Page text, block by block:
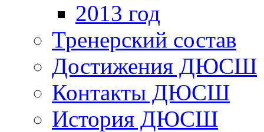
2013 год
Тренерский состав
Достижения ДЮСШ
Контакты ДЮСШ
История ДЮСШ